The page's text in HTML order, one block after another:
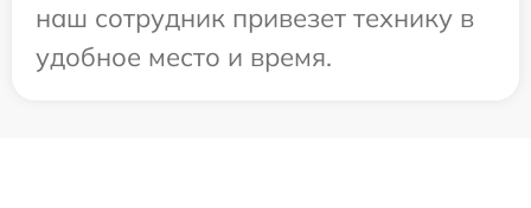
наш сотрудник привезет технику в
удобное место и время.